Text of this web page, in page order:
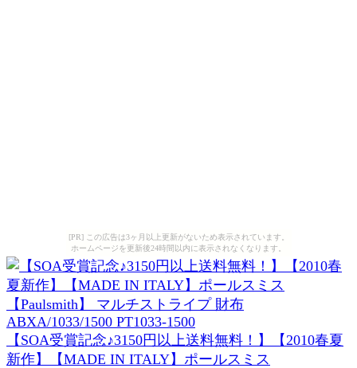
[PR] この広告は3ヶ月以上更新がないため表示されています。
ホームページを更新後24時間以内に表示されなくなります。
【SOA受賞記念♪3150円以上送料無料！】【2010春夏
新作】【MADE IN ITALY】ポールスミス